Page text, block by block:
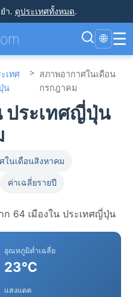
ำ. ดูประเทศทั้งหมด.
🌐 ☰
เทศ
น
> สภาพอากาศในเดือน
กรกฎาคม
ประเทศญี่ปุ่น
ในเดือนสิงหาคม
ค่าเฉลี่ยรายปี
64 เมืองใน ประเทศญี่ปุ่น
อุณหภูมิต่ำเฉลี่ย
23°C
แสงแดด